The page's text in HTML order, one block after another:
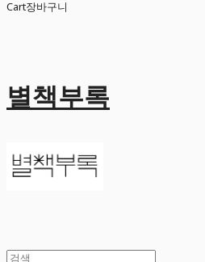
Cart장바구니
별책부록